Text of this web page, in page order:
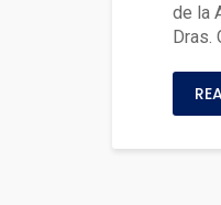
de la
Dras.